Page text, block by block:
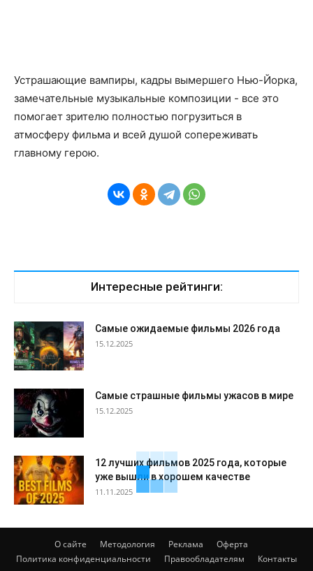
Устрашающие вампиры, кадры вымершего Нью-Йорка,
замечательные музыкальные композиции - все это
помогает зрителю полностью погрузиться в
атмосферу фильма и всей душой сопереживать
главному герою.
Интересные рейтинги:
Самые ожидаемые фильмы 2026 года
15.12.2025
Самые страшные фильмы ужасов в мире
15.12.2025
12 лучших фильмов 2025 года, которые
уже вышли в хорошем качестве
11.11.2025
О сайте Методология Реклама
Оферта
Политика конфиденциальности
Правообладателям Контакты